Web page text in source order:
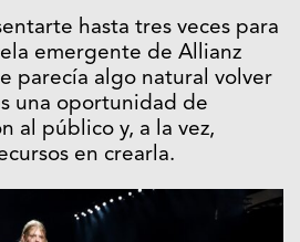
hasta tres veces para
emergente de Allianz
parecía algo natural volver
una oportunidad de
al público y, a la vez,
en crearla.